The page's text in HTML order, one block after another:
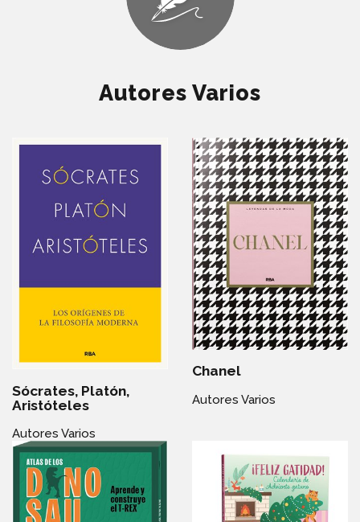
Autores Varios
Sócrates, Platón,
Aristóteles
Autores Varios
Chanel
Autores Varios